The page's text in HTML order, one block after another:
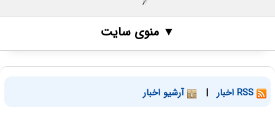
▼ منوی سایت
| آرشیو اخبار